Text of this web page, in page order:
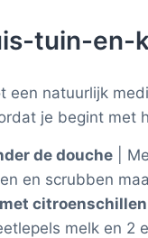
tuin-en-
een natuurlijk
je begint met
de douche |
en scrubben
citroenschillen
melk en 2